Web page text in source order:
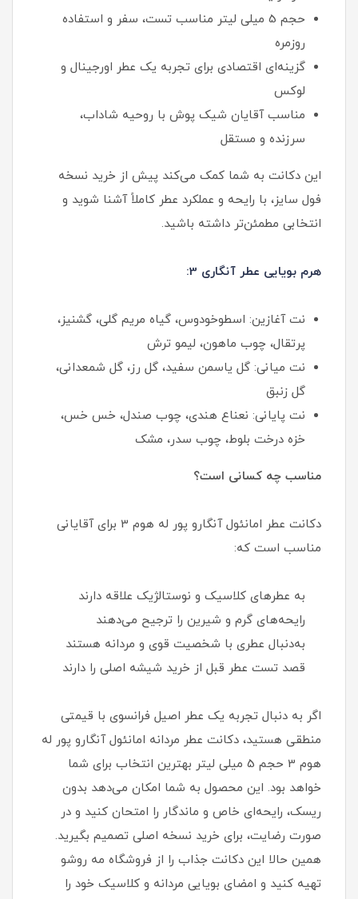
حجم 5 میلی‌ لیتر مناسب تست، سفر و استفاده
روزمره
گزینه‌ای اقتصادی برای تجربه یک عطر اورجینال و
لوکس
مناسب آقایان شیک‌ پوش با روحیه شاداب،
سرزنده و مستقل
این دکانت به شما کمک می‌کند پیش از خرید نسخه
فول‌ سایز، با رایحه و عملکرد عطر کاملاً آشنا شوید و
انتخابی مطمئن‌تر داشته باشید.
هرم بویایی عطر آنگاری 3:
نت آغازین: اسطوخودوس، گیاه مریم گلی، گشنیز،
پرتقال، چوب ماهون، لیمو ترش
نت میانی: گل یاسمن سفید، گل رز، گل شمعدانی،
گل زنبق
نت پایانی: نعناع هندی، چوب صندل، خس خس،
خزه درخت بلوط، چوب سدر، مشک
مناسب چه کسانی است؟
دکانت عطر امانئول آنگارو پور له هوم 3 برای آقایانی
مناسب است که:
به عطرهای کلاسیک و نوستالژیک علاقه دارند
رایحه‌های گرم و شیرین را ترجیح می‌دهند
به‌دنبال عطری با شخصیت قوی و مردانه هستند
قصد تست عطر قبل از خرید شیشه اصلی را دارند
اگر به‌ دنبال تجربه یک عطر اصیل فرانسوی با قیمتی
منطقی هستید، دکانت عطر مردانه امانئول آنگارو پور له
هوم 3 حجم 5 میلی‌ لیتر بهترین انتخاب برای شما
خواهد بود. این محصول به شما امکان می‌دهد بدون
ریسک، رایحه‌ای خاص و ماندگار را امتحان کنید و در
صورت رضایت، برای خرید نسخه اصلی تصمیم بگیرید.
همین حالا این دکانت جذاب را از فروشگاه مه روشو
تهیه کنید و امضای بویایی مردانه و کلاسیک خود را